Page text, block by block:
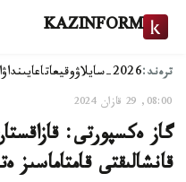
KAZINFORM
ترەند:2026-سايلاۋ وقيعاتاعايىنداۋ
08:00, 29 قازان 2024
گاز ەكسپورتى:
قانشالىقتى قامتاماسىز